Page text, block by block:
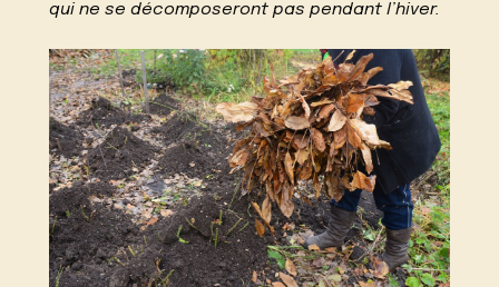
qui ne se décomposeront pas pendant l’hiver.